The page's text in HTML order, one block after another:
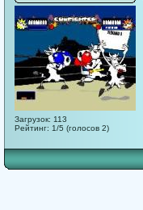
Загрузок: 113
Рейтинг: 1/5 (голосов 2)